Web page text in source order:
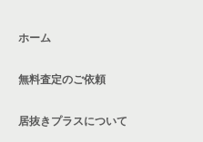
ホーム
無料査定のご依頼
居抜きプラスについて